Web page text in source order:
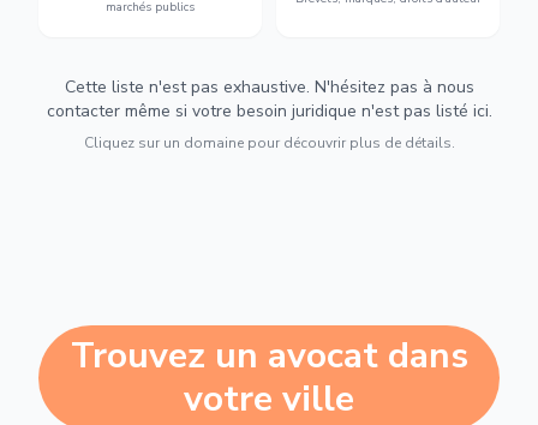
marchés publics
Cette liste n'est pas exhaustive. N'hésitez pas à nous
contacter même si votre besoin juridique n'est pas listé ici.
Cliquez sur un domaine pour découvrir plus de détails.
Trouvez un avocat dans
votre ville